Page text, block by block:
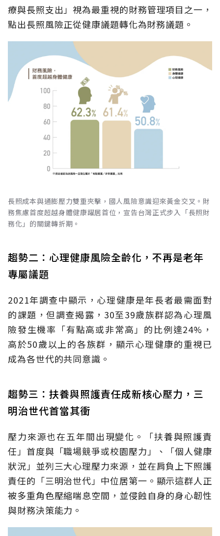
療與長照支出」視為最重視的財務管理項目之一，
點出長照風險正從健康議題轉化為財務議題。
長照成本與通膨壓力雙重夾擊，國人風險意識迎來黃金交叉。財
務焦慮首度超越身體健康躍居首位，宣告台灣正式步入「長照財
務化」的關鍵轉折期。
趨勢二：心理健康風險全齡化，不再是老年
專屬議題
2021年調查中顯示，心理健康是年長者最需面對
的課題，但調查揭露，30至39歲族群認為心理風
險發生機率「有點高或非常高」的比例達24%，
高於50歲以上的各族群，顯示心理健康的重視已
成為各世代的共同意識。
趨勢三：扶養與照護責任成新核心壓力，三
明治世代首當其衝
壓力來源也在五年間出現變化。「扶養與照護責
任」首度與「職場競爭或校園壓力」、「個人健康
狀況」並列三大心理壓力來源，並在肩負上下照護
責任的「三明治世代」中位居第一。顯示這群人正
被多重角色壓縮喘息空間，並侵蝕自身的身心韌性
與財務決策能力。